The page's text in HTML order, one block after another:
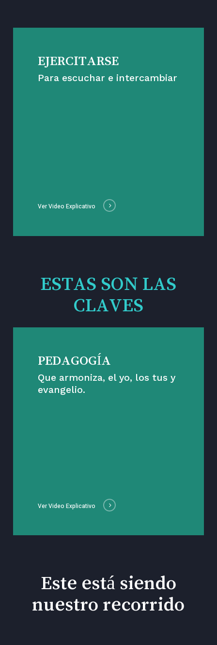
EJERCITARSE
Para escuchar e intercambiar
Ver Video Explicativo
ESTAS SON LAS
CLAVES
PEDAGOGÍA
Que armoniza, el yo, los tus y
evangelio.
Ver Video Explicativo
Este está siendo
nuestro recorrido